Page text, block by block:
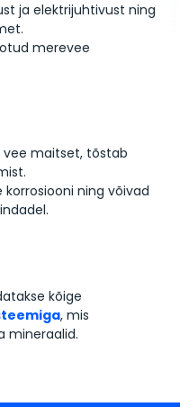
ja elektrijuhtivust ning
merevee
vee maitset, tõstab
ning võivad
kõige
, mis
mineraalid.